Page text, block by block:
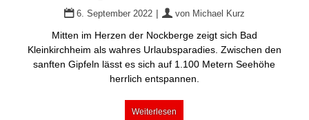
6. September 2022 | von Michael Kurz
Mitten im Herzen der Nockberge zeigt sich Bad
Kleinkirchheim als wahres Urlaubsparadies. Zwischen den
sanften Gipfeln lässt es sich auf 1.100 Metern Seehöhe
herrlich entspannen.
Weiterlesen